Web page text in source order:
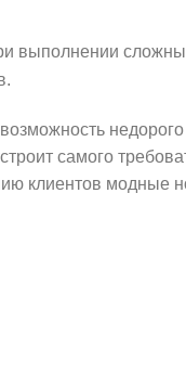
выполнении
недорого
самого
клиентов модные